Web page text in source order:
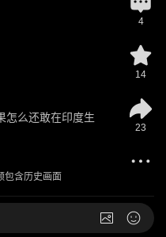
怎么还敢在印度生
包含历史画面
4
14
23